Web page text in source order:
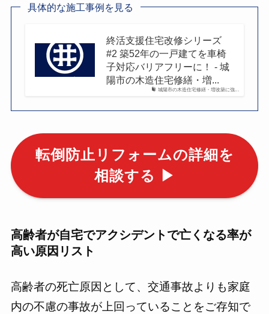
具体的な施工事例を見る
城陽市の木造住宅修繕・増改築に強...
終活支援住宅改修シリーズ
#2 築52年の一戸建てを車椅
子対応バリアフリーに！ - 城
陽市の木造住宅修繕・増...
転倒防止リフォームの詳細を
相談する ▶
高齢者が自宅でアクシデントで亡くなる率が
高い原因リスト
高齢者の死亡原因として、交通事故よりも家庭
内の不慮の事故が上回っていることをご存知で